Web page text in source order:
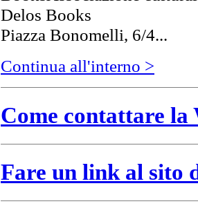
Delos Books
Piazza Bonomelli, 6/4...
Continua all'interno >
Come contattare
Fare un link al sito